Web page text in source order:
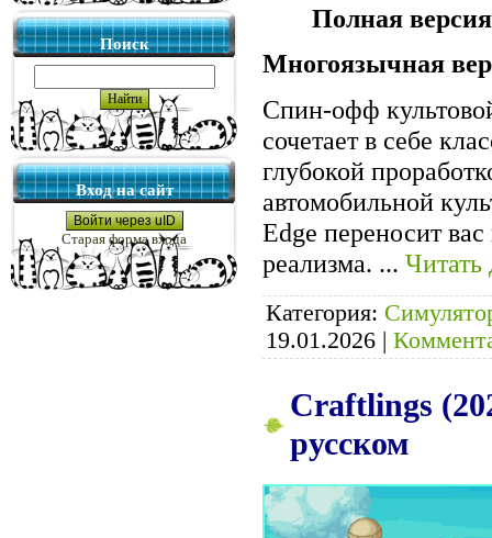
Поиск
Вход на сайт
Войти через uID
Старая форма входа
Полная
Многоязычная
Спин-офф
сочетает в себе
глубокой
автомобильной
Edge переносит вас
реализма. ... Читать
Категория:
19.01.2026 |
Craftlings
русском